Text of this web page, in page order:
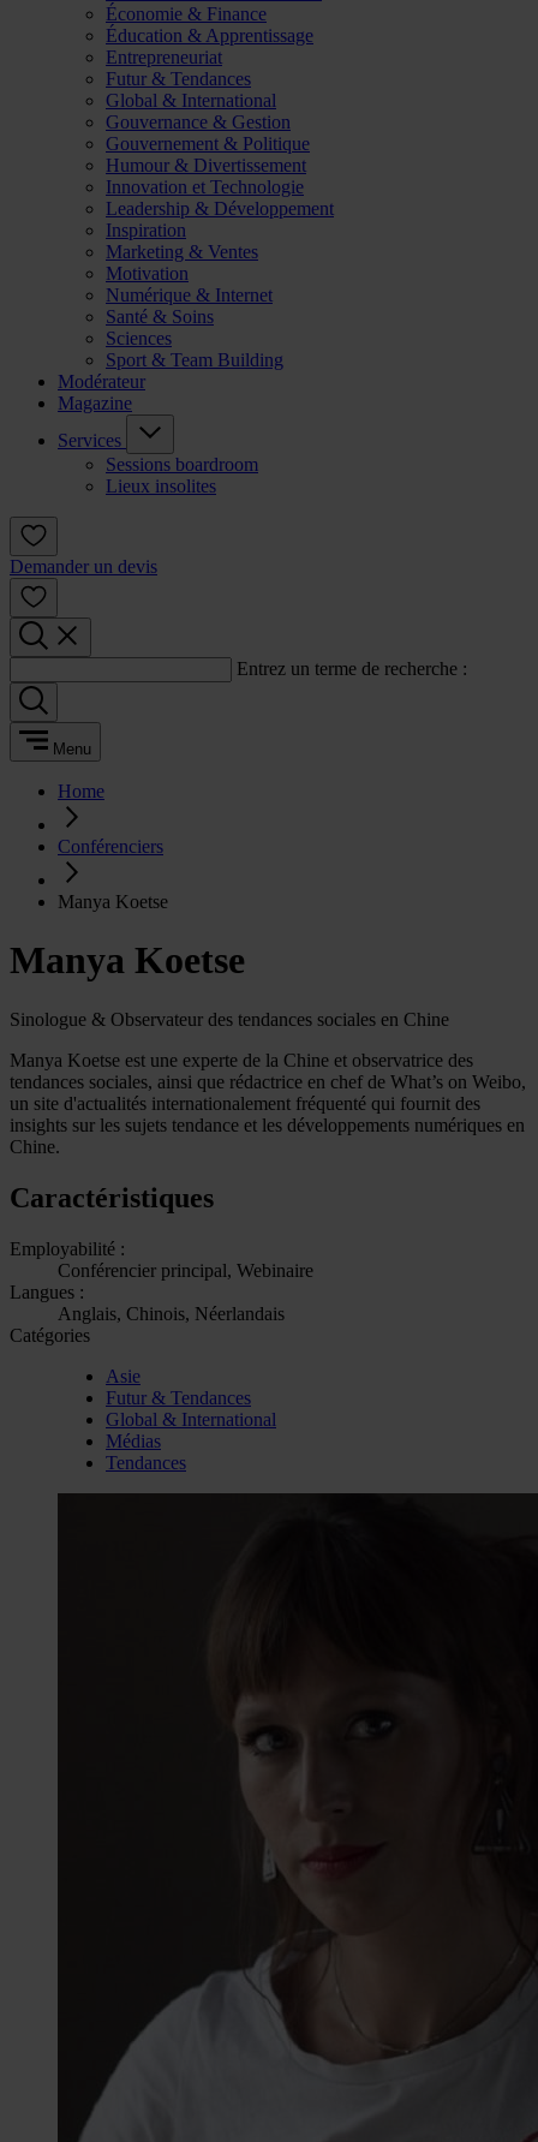
Économie & Finance
Éducation & Apprentissage
Entrepreneuriat
Futur & Tendances
Global & International
Gouvernance & Gestion
Gouvernement & Politique
Humour & Divertissement
Innovation et Technologie
Leadership & Développement
Inspiration
Marketing & Ventes
Motivation
Numérique & Internet
Santé & Soins
Sciences
Sport & Team Building
Modérateur
Magazine
Services
Sessions boardroom
Lieux insolites
Demander un devis
Entrez un terme de recherche :
Menu
Home
Conférenciers
Manya Koetse
Manya Koetse
Sinologue & Observateur des tendances sociales en Chine
Manya Koetse est une experte de la Chine et observatrice des
tendances sociales, ainsi que rédactrice en chef de What’s on Weibo,
un site d'actualités internationalement fréquenté qui fournit des
insights sur les sujets tendance et les développements numériques en
Chine.
Caractéristiques
Employabilité :
Conférencier principal, Webinaire
Langues :
Anglais, Chinois, Néerlandais
Catégories
Asie
Futur & Tendances
Global & International
Médias
Tendances